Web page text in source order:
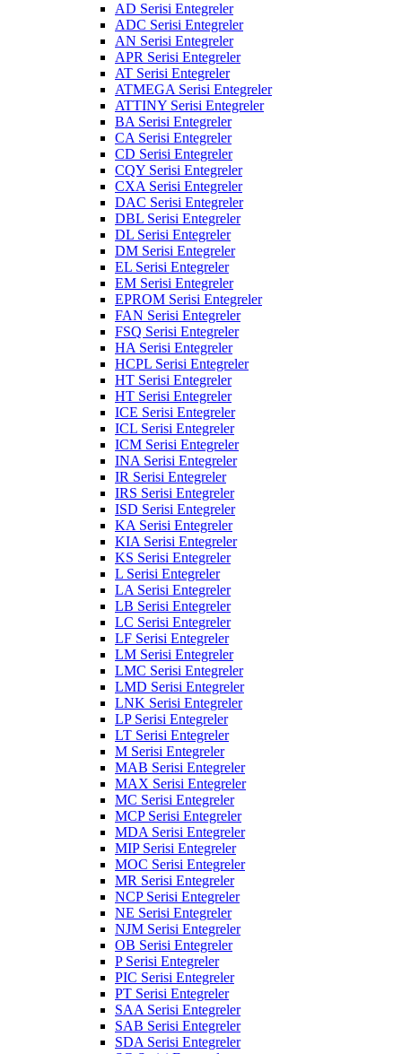
AD Serisi Entegreler
ADC Serisi Entegreler
AN Serisi Entegreler
APR Serisi Entegreler
AT Serisi Entegreler
ATMEGA Serisi Entegreler
ATTINY Serisi Entegreler
BA Serisi Entegreler
CA Serisi Entegreler
CD Serisi Entegreler
CQY Serisi Entegreler
CXA Serisi Entegreler
DAC Serisi Entegreler
DBL Serisi Entegreler
DL Serisi Entegreler
DM Serisi Entegreler
EL Serisi Entegreler
EM Serisi Entegreler
EPROM Serisi Entegreler
FAN Serisi Entegreler
FSQ Serisi Entegreler
HA Serisi Entegreler
HCPL Serisi Entegreler
HT Serisi Entegreler
HT Serisi Entegreler
ICE Serisi Entegreler
ICL Serisi Entegreler
ICM Serisi Entegreler
INA Serisi Entegreler
IR Serisi Entegreler
IRS Serisi Entegreler
ISD Serisi Entegreler
KA Serisi Entegreler
KIA Serisi Entegreler
KS Serisi Entegreler
L Serisi Entegreler
LA Serisi Entegreler
LB Serisi Entegreler
LC Serisi Entegreler
LF Serisi Entegreler
LM Serisi Entegreler
LMC Serisi Entegreler
LMD Serisi Entegreler
LNK Serisi Entegreler
LP Serisi Entegreler
LT Serisi Entegreler
M Serisi Entegreler
MAB Serisi Entegreler
MAX Serisi Entegreler
MC Serisi Entegreler
MCP Serisi Entegreler
MDA Serisi Entegreler
MIP Serisi Entegreler
MOC Serisi Entegreler
MR Serisi Entegreler
NCP Serisi Entegreler
NE Serisi Entegreler
NJM Serisi Entegreler
OB Serisi Entegreler
P Serisi Entegreler
PIC Serisi Entegreler
PT Serisi Entegreler
SAA Serisi Entegreler
SAB Serisi Entegreler
SDA Serisi Entegreler